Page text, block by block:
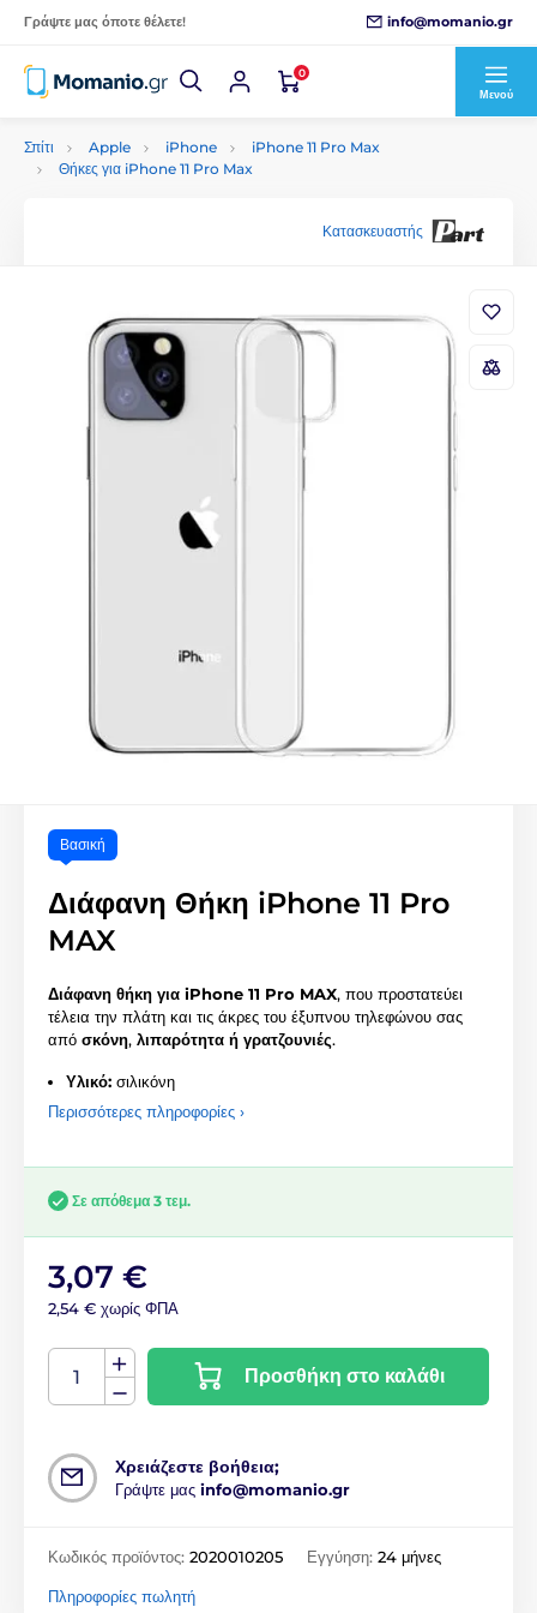
Γράψτε μας όποτε θέλετε! info@momanio.gr
0
Μενού
Σπίτι Apple iPhone
iPhone 11 Pro Max
Θήκες για iPhone 11 Pro Max
Κατασκευαστής
Βασική
Διάφανη Θήκη iPhone 11 Pro
MAX
Διάφανη θήκη για iPhone 11 Pro MAX, που προστατεύει
τέλεια την πλάτη και τις άκρες του έξυπνου τηλεφώνου σας
από σκόνη, λιπαρότητα ή γρατζουνιές.
Υλικό: σιλικόνη
Περισσότερες πληροφορίες ›
Σε απόθεμα 3 τεμ.
3,07 €
2,54 € χωρίς ΦΠΑ
Προσθήκη στο καλάθι
Χρειάζεστε βοήθεια;
Γράψτε μας info@momanio.gr
Κωδικός προϊόντος: 2020010205 Εγγύηση: 24 μήνες
Πληροφορίες πωλητή